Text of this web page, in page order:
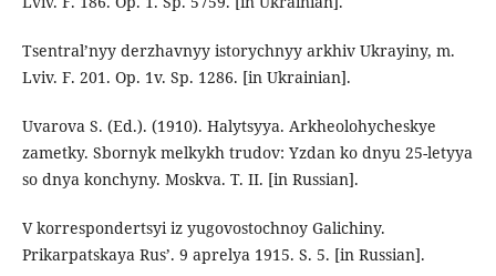
Tsentral’nyy derzhavnyy istorychnyy arkhiv Ukrayiny, m.
Lviv. F. 201. Op. 1v. Sp. 1286. [in Ukrainian].
Uvarovа S. (Ed.). (1910). Halytsyya. Arkheolohycheskye
zametky. Sbornyk melkykh trudov: Yzdan ko dnyu 25-letyya
so dnya konchyny. Moskva. T. II. [in Russian].
V korrespondertsyi iz yugovostochnoy Galichiny.
Prikarpatskaya Rus’. 9 aprelya 1915. S. 5. [in Russian].